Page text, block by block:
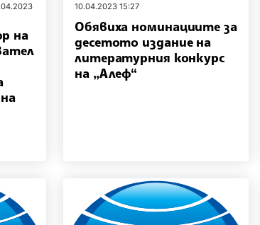
на
10.04.2023 15:27
Обявиха номинациите за
десетото издание на
литературния конкурс
на „Алеф“